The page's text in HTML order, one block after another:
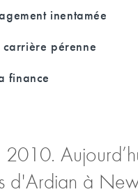
inentamée
pérenne
finance
d'Ardian à